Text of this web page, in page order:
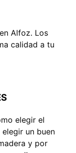
Alfoz. Los
calidad a tu
elegir el
un buen
y por